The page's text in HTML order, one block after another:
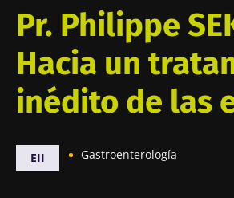
la
navegación
Pr. Philippe
Hacia un
inédito de las
EII Gastroenterología